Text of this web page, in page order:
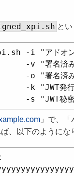
と
-i "アドオ
-v "署名済みフ
-o "署名済み
-k "JWT発
」で、
、以下のようにな